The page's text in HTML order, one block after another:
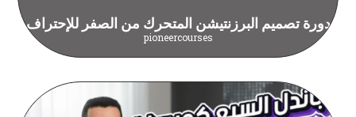
دورة تصميم البرزنتيشن المتحرك من الصفر للإحتراف
pioneercourses